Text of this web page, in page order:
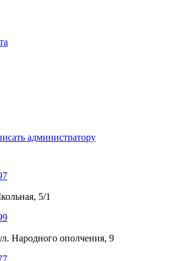
администратору
5/1
Народного ополчения, 9